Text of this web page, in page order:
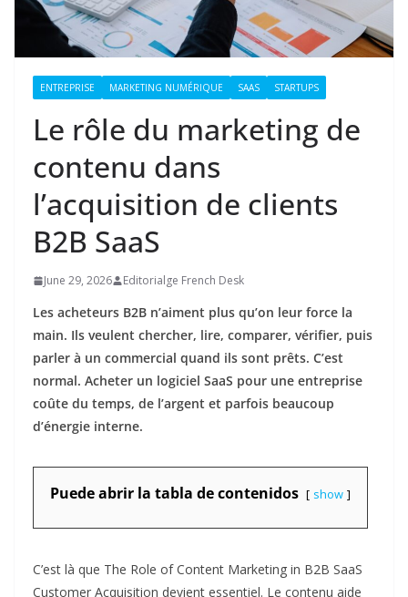
ENTREPRISE MARKETING NUMÉRIQUE SAAS STARTUPS
Le rôle du marketing de
contenu dans
l’acquisition de clients
B2B SaaS
June 29, 2026 Editorialge French Desk
Les acheteurs B2B n’aiment plus qu’on leur force la
main. Ils veulent chercher, lire, comparer, vérifier, puis
parler à un commercial quand ils sont prêts. C’est
normal. Acheter un logiciel SaaS pour une entreprise
coûte du temps, de l’argent et parfois beaucoup
d’énergie interne.
Puede abrir la tabla de contenidos show
C’est là que The Role of Content Marketing in B2B SaaS
Customer Acquisition devient essentiel. Le contenu aide